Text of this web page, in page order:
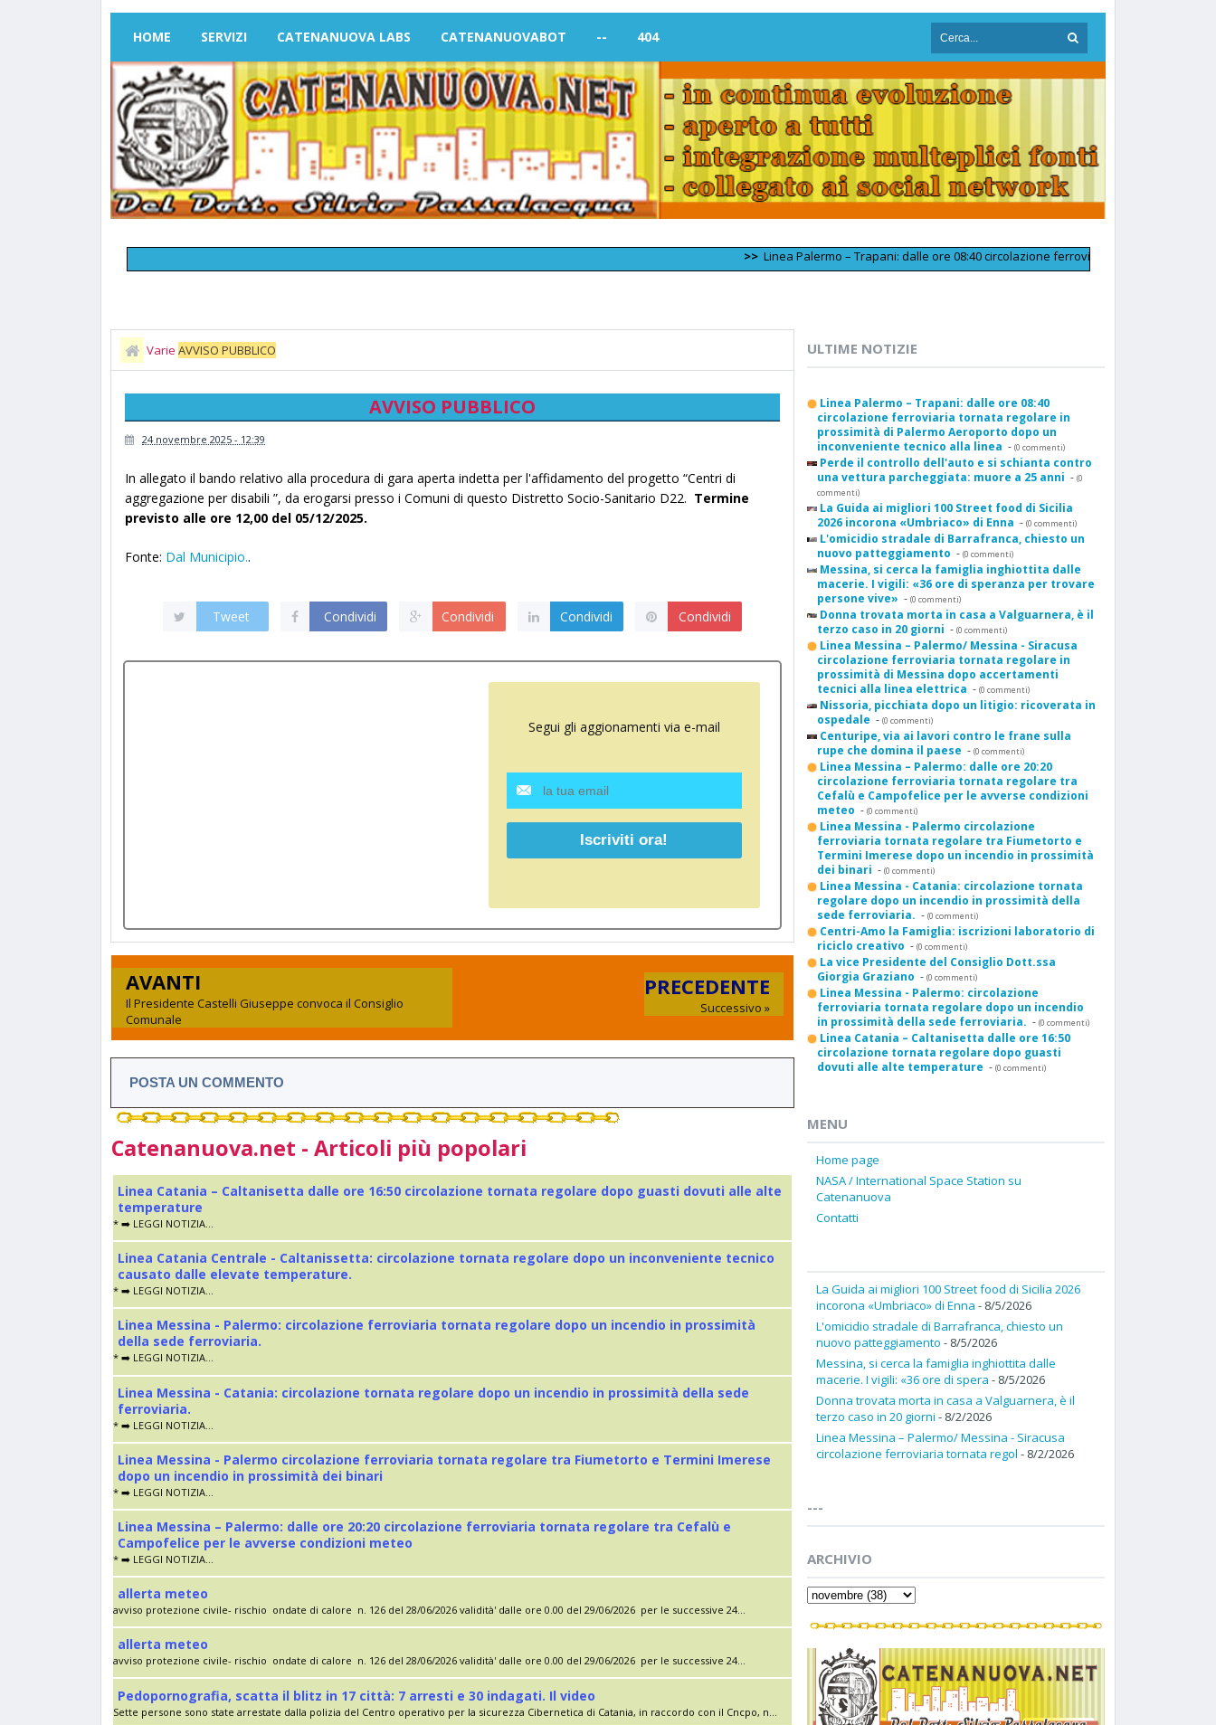
HOME SERVIZI CATENANUOVA LABS CATENANUOVABOT -- 404
Linea Palermo – Trapani: dalle ore 08:40 circolazione ferroviaria tornata regolare in
Varie AVVISO PUBBLICO
AVVISO PUBBLICO
24 novembre 2025 - 12:39
In allegato il bando relativo alla procedura di gara aperta indetta per l'affidamento del progetto “Centri di
aggregazione per disabili ”, da erogarsi presso i Comuni di questo Distretto Socio-Sanitario D22. Termine
previsto alle ore 12,00 del 05/12/2025.
Fonte: Dal Municipio..
Tweet Condividi Condividi Condividi Condividi
Segui gli aggionamenti via e-mail
AVANTI
Il Presidente Castelli Giuseppe convoca il Consiglio
Comunale
PRECEDENTE
Successivo »
POSTA UN COMMENTO
Catenanuova.net - Articoli più popolari
Linea Catania – Caltanisetta dalle ore 16:50 circolazione tornata regolare dopo guasti dovuti alle alte
temperature
* ➡️ LEGGI NOTIZIA...
Linea Catania Centrale - Caltanissetta: circolazione tornata regolare dopo un inconveniente tecnico
causato dalle elevate temperature.
* ➡️ LEGGI NOTIZIA...
Linea Messina - Palermo: circolazione ferroviaria tornata regolare dopo un incendio in prossimità
della sede ferroviaria.
* ➡️ LEGGI NOTIZIA...
Linea Messina - Catania: circolazione tornata regolare dopo un incendio in prossimità della sede
ferroviaria.
* ➡️ LEGGI NOTIZIA...
Linea Messina - Palermo circolazione ferroviaria tornata regolare tra Fiumetorto e Termini Imerese
dopo un incendio in prossimità dei binari
* ➡️ LEGGI NOTIZIA...
Linea Messina – Palermo: dalle ore 20:20 circolazione ferroviaria tornata regolare tra Cefalù e
Campofelice per le avverse condizioni meteo
* ➡️ LEGGI NOTIZIA...
allerta meteo
avviso protezione civile- rischio ondate di calore n. 126 del 28/06/2026 validità' dalle ore 0.00 del 29/06/2026 per le successive 24...
allerta meteo
avviso protezione civile- rischio ondate di calore n. 126 del 28/06/2026 validità' dalle ore 0.00 del 29/06/2026 per le successive 24...
Pedopornografia, scatta il blitz in 17 città: 7 arresti e 30 indagati. Il video
Sette persone sono state arrestate dalla polizia del Centro operativo per la sicurezza Cibernetica di Catania, in raccordo con il Cncpo, n...
ULTIME NOTIZIE
Linea Palermo – Trapani: dalle ore 08:40
circolazione ferroviaria tornata regolare in
prossimità di Palermo Aeroporto dopo un
inconveniente tecnico alla linea - (0 commenti)
Perde il controllo dell'auto e si schianta contro
una vettura parcheggiata: muore a 25 anni - (0
commenti)
La Guida ai migliori 100 Street food di Sicilia
2026 incorona «Umbriaco» di Enna - (0 commenti)
L'omicidio stradale di Barrafranca, chiesto un
nuovo patteggiamento - (0 commenti)
Messina, si cerca la famiglia inghiottita dalle
macerie. I vigili: «36 ore di speranza per trovare
persone vive» - (0 commenti)
Donna trovata morta in casa a Valguarnera, è il
terzo caso in 20 giorni - (0 commenti)
Linea Messina – Palermo/ Messina - Siracusa
circolazione ferroviaria tornata regolare in
prossimità di Messina dopo accertamenti
tecnici alla linea elettrica - (0 commenti)
Nissoria, picchiata dopo un litigio: ricoverata in
ospedale - (0 commenti)
Centuripe, via ai lavori contro le frane sulla
rupe che domina il paese - (0 commenti)
Linea Messina – Palermo: dalle ore 20:20
circolazione ferroviaria tornata regolare tra
Cefalù e Campofelice per le avverse condizioni
meteo - (0 commenti)
Linea Messina - Palermo circolazione
ferroviaria tornata regolare tra Fiumetorto e
Termini Imerese dopo un incendio in prossimità
dei binari - (0 commenti)
Linea Messina - Catania: circolazione tornata
regolare dopo un incendio in prossimità della
sede ferroviaria. - (0 commenti)
Centri-Amo la Famiglia: iscrizioni laboratorio di
riciclo creativo - (0 commenti)
La vice Presidente del Consiglio Dott.ssa
Giorgia Graziano - (0 commenti)
Linea Messina - Palermo: circolazione
ferroviaria tornata regolare dopo un incendio
in prossimità della sede ferroviaria. - (0 commenti)
Linea Catania – Caltanisetta dalle ore 16:50
circolazione tornata regolare dopo guasti
dovuti alle alte temperature - (0 commenti)
MENU
Home page
NASA / International Space Station su
Catenanuova
Contatti
La Guida ai migliori 100 Street food di Sicilia 2026
incorona «Umbriaco» di Enna - 8/5/2026
L'omicidio stradale di Barrafranca, chiesto un
nuovo patteggiamento - 8/5/2026
Messina, si cerca la famiglia inghiottita dalle
macerie. I vigili: «36 ore di spera - 8/5/2026
Donna trovata morta in casa a Valguarnera, è il
terzo caso in 20 giorni - 8/2/2026
Linea Messina – Palermo/ Messina - Siracusa
circolazione ferroviaria tornata regol - 8/2/2026
---
ARCHIVIO